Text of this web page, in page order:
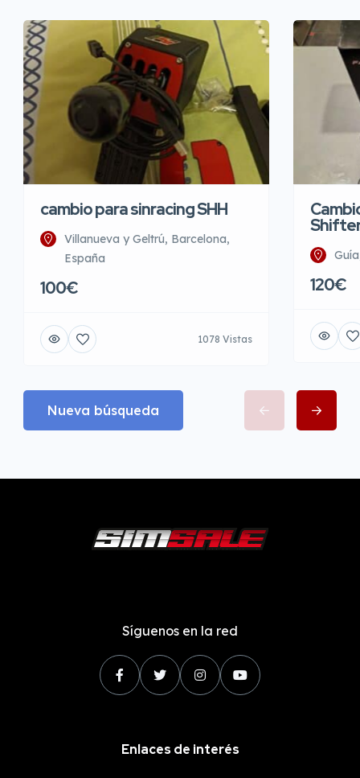
cambio para sinracing SHH
Villanueva y Geltrú, Barcelona,
España
100€
1078 Vistas
120€
Nueva búsqueda
Síguenos en la red
Enlaces de interés